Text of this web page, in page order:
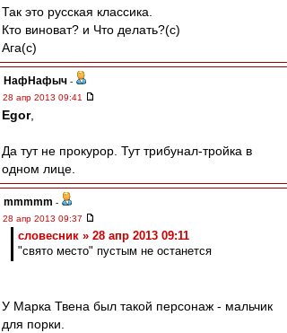
Так это русская классика.
Кто виноват? и Что делать?(с)
Ага(с)
НафНафыч -
28 апр 2013 09:41
Egor,
Да тут не прокурор. Тут трибунал-тройка в
одном лице.
mmmmm -
28 апр 2013 09:37
словесник » 28 апр 2013 09:11
"свято место" пустым не останется
У Марка Твена был такой персонаж - мальчик
для порки.